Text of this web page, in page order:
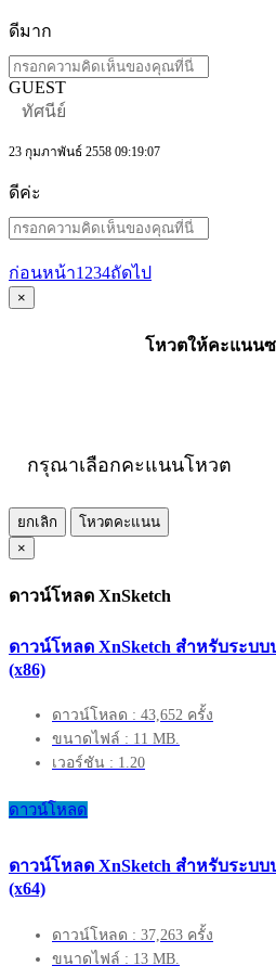
ดีมาก
GUEST
ทัศนีย์
23 กุมภาพันธ์ 2558 09:19:07
ดีค่ะ
ก่อนหน้า1 234ถัดไป
×
โหวตให้คะแนน
กรุณาเลือกคะแนนโหวต
ยกเลิก
โหวตคะแนน
×
ดาวน์โหลด XnSketch
ดาวน์โหลด XnSketch สำหรับระบบ
(x86)
ดาวน์โหลด : 43,652 ครั้ง
ขนาดไฟล์ : 11 MB.
เวอร์ชัน : 1.20
ดาวน์โหลด
ดาวน์โหลด XnSketch สำหรับระบบ
(x64)
ดาวน์โหลด : 37,263 ครั้ง
ขนาดไฟล์ : 13 MB.